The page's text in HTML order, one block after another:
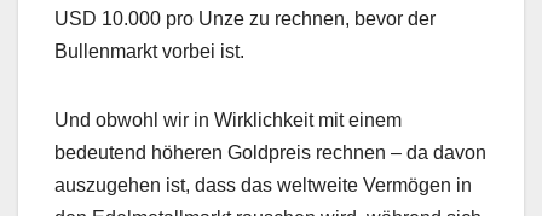
USD 10.000 pro Unze zu rechnen, bevor der
Bullenmarkt vorbei ist.
Und obwohl wir in Wirklichkeit mit einem
bedeutend höheren Goldpreis rechnen – da davon
auszugehen ist, dass das weltweite Vermögen in